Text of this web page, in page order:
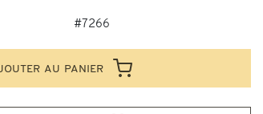
#7266
au panier